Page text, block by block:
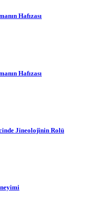
Hafızası
Hafızası
Jineolojînin Rolü